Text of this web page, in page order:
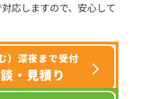
応しますので、安心して
）深夜まで受付
・見積り